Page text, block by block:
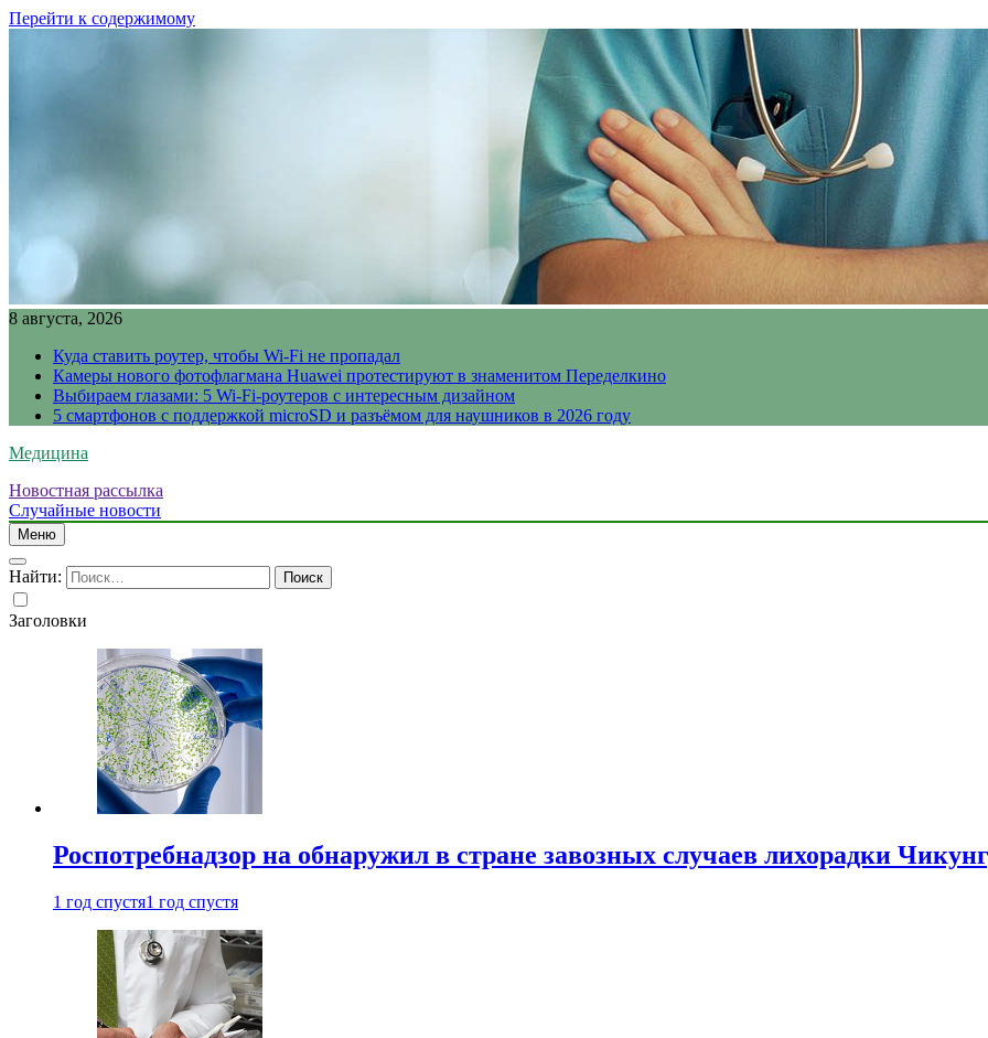
Перейти к содержимому
8 августа, 2026
Куда ставить роутер, чтобы Wi-Fi не пропадал
Камеры нового фотофлагмана Huawei протестируют в знаменитом Переделкино
Выбираем глазами: 5 Wi-Fi-роутеров с интересным дизайном
5 смартфонов с поддержкой microSD и разъёмом для наушников в 2026 году
Медицина
Новостная рассылка
Случайные новости
Меню
Найти:
Заголовки
Роспотребнадзор на обнаружил в стране завозных случаев лихорадки
1 год спустя1 год спустя